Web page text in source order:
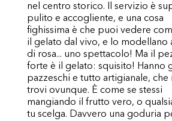
nel centro storico. Il servizio è
pulito e accogliente, e una cosa
fighissima è che puoi vedere
il gelato dal vivo, e lo modellano
di rosa... uno spettacolo! Ma il
forte è il gelato: squisito! Hanno
pazzeschi e tutto artigianale, che
trovi ovunque. È come se stessi
mangiando il frutto vero, o
tu scelga. Davvero una goduria